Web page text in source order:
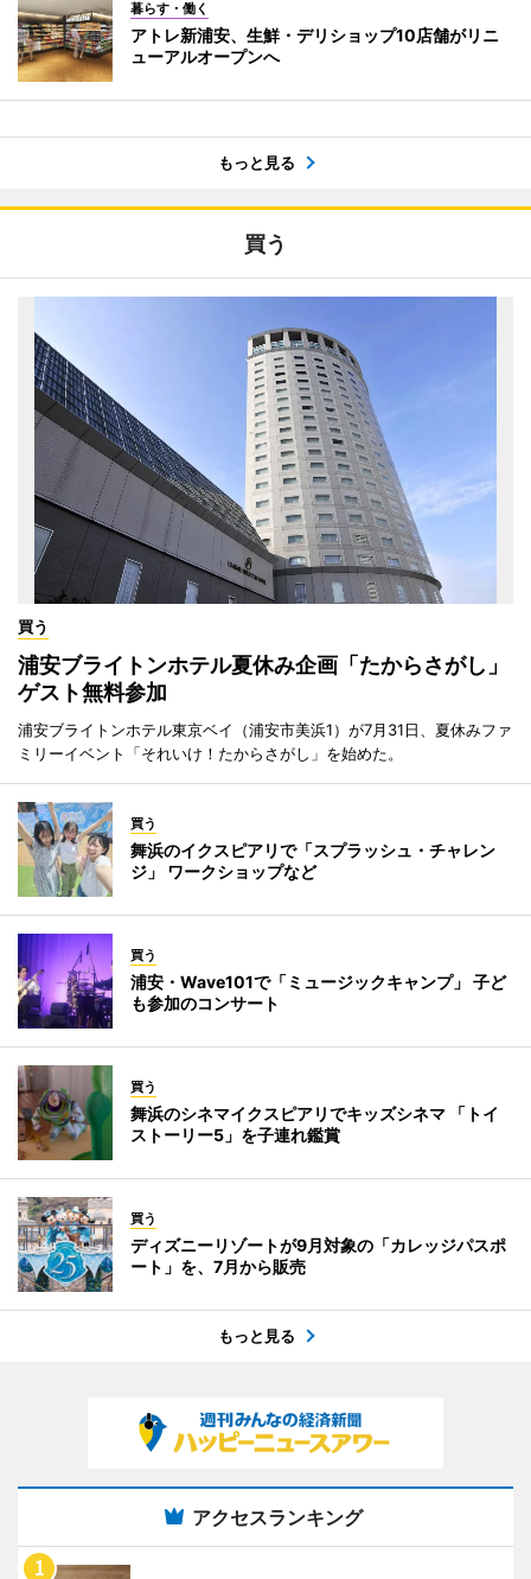
暮らす・働く
アトレ新浦安、生鮮・デリショップ10店舗がリニ
ューアルオープンへ
もっと見る
買う
買う
浦安ブライトンホテル夏休み企画「たからさがし」
ゲスト無料参加
浦安ブライトンホテル東京ベイ（浦安市美浜1）が7月31日、夏休みファ
ミリーイベント「それいけ！たからさがし」を始めた。
買う
舞浜のイクスピアリで「スプラッシュ・チャレン
ジ」 ワークショップなど
買う
浦安・Wave101で「ミュージックキャンプ」 子ど
も参加のコンサート
買う
舞浜のシネマイクスピアリでキッズシネマ 「トイ
ストーリー5」を子連れ鑑賞
買う
ディズニーリゾートが9月対象の「カレッジパスポ
ート」を、7月から販売
もっと見る
アクセスランキング